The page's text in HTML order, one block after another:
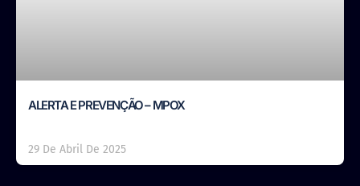
ALERTA E PREVENÇÃO – MPOX
29 De Abril De 2025